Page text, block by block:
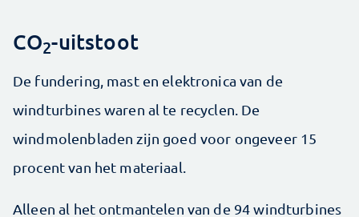
CO2-uitstoot
De fundering, mast en elektronica van de
windturbines waren al te recyclen. De
windmolenbladen zijn goed voor ongeveer 15
procent van het materiaal.
Alleen al het ontmantelen van de 94 windturbines